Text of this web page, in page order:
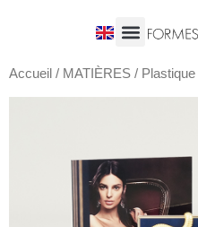
Accueil / MATIÈRES / Plastique